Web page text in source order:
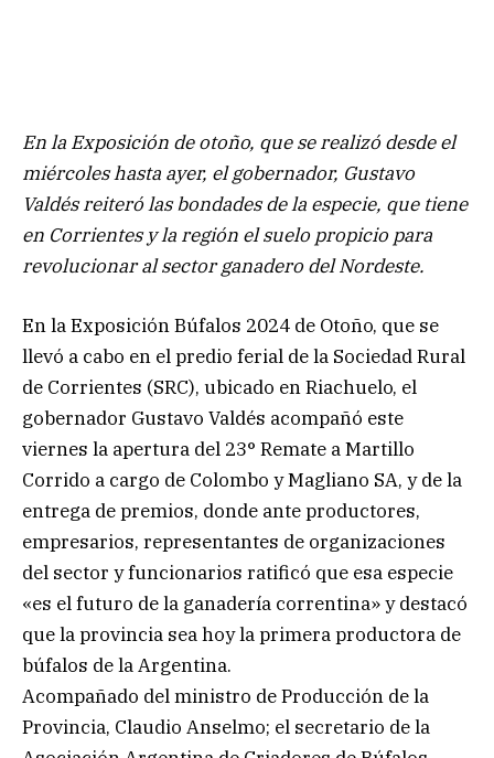
En la Exposición de otoño, que se realizó desde el
miércoles hasta ayer, el gobernador, Gustavo
Valdés reiteró las bondades de la especie, que tiene
en Corrientes y la región el suelo propicio para
revolucionar al sector ganadero del Nordeste.
En la Exposición Búfalos 2024 de Otoño, que se
llevó a cabo en el predio ferial de la Sociedad Rural
de Corrientes (SRC), ubicado en Riachuelo, el
gobernador Gustavo Valdés acompañó este
viernes la apertura del 23° Remate a Martillo
Corrido a cargo de Colombo y Magliano SA, y de la
entrega de premios, donde ante productores,
empresarios, representantes de organizaciones
del sector y funcionarios ratificó que esa especie
«es el futuro de la ganadería correntina» y destacó
que la provincia sea hoy la primera productora de
búfalos de la Argentina.
Acompañado del ministro de Producción de la
Provincia, Claudio Anselmo; el secretario de la